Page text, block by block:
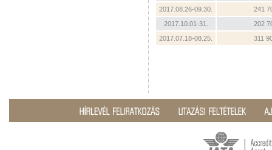
2017.08.26-09.30.
241
2017.10.01-31.
202
2017.07.18-08.25.
311